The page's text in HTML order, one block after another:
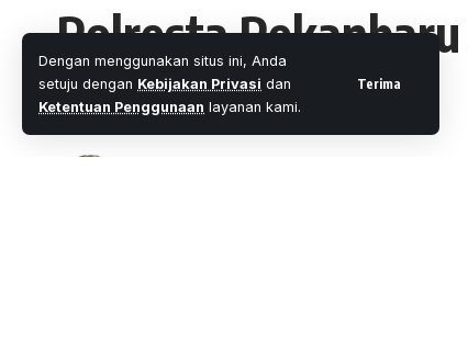
Dengan menggunakan situs ini, Anda
setuju dengan Kebijakan Privasi dan
Ketentuan Penggunaan layanan kami.
Terima
Polresta
Pasar Tanggor